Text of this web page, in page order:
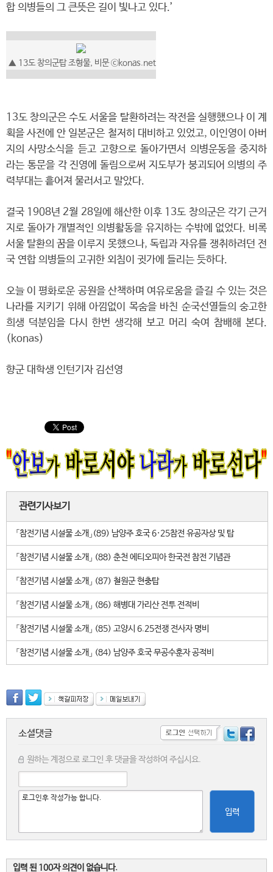
합 의병들의 그 큰뜻은 길이 빛나고 있다.’
▲ 13도 창의군탑 조형물, 비문ⓒkonas.net
13도 창의군은 수도 서울을 탈환하려는 작전을 실행했으나 이 계
획을 사전에 안 일본군은 철저히 대비하고 있었고, 이인영이 아버
지의 사망소식을 듣고 고향으로 돌아가면서 의병운동을 중지하
라는 통문을 각 진영에 돌림으로써 지도부가 붕괴되어 의병의 주
력부대는 흩어져 물러서고 말았다.
결국 1908년 2월 28일에 해산한 이후 13도 창의군은 각기 근거
지로 돌아가 개별적인 의병활동을 유지하는 수밖에 없었다. 비록
서울 탈환의 꿈을 이루지 못했으나, 독립과 자유를 쟁취하려던 전
국 연합 의병들의 고귀한 외침이 귓가에 들리는 듯하다.
오늘 이 평화로운 공원을 산책하며 여유로움을 즐길 수 있는 것은
나라를 지키기 위해 아낌없이 목숨을 바친 순국선열들의 숭고한
희생 덕분임을 다시 한번 생각해 보고 머리 숙여 참배해 본다.
(konas)
향군 대학생 인턴기자 김선영
관련기사보기
「참전기념 시설물 소개」(89) 남양주 호국 6·25참전 유공자상 및 탑
「참전기념 시설물 소개」 (88) 춘천 에티오피아 한국전 참전 기념관
「참전기념 시설물 소개」 (87) 철원군 현충탑
「참전기념 시설물 소개」 (86) 해병대 가리산 전투 전적비
「참전기념 시설물 소개」 (85) 고양시 6.25전쟁 전사자 명비
「참전기념 시설물 소개」 (84) 남양주 호국 무공수훈자 공적비
소셜댓글
원하는 계정으로 로그인 후 댓글을 작성하여 주십시요.
입력
입력 된 100자 의견이 없습니다.